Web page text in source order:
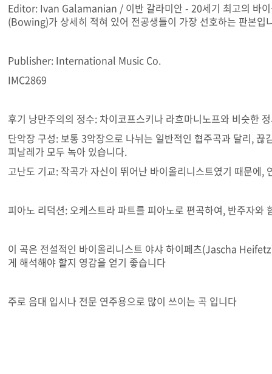
Editor: Ivan Galamanian / 이반 갈라미안 - 20세기 최고의 바
(Bowing)가 상세히 적혀 있어 전공생들이 가장 선호하는 판본입
Publisher: International Music Co.
IMC2869
후기 낭만주의의 정수: 차이코프스키나 라흐마니노프와 비슷한
단악장 구성: 보통 3악장으로 나뉘는 일반적인 협주곡과 달리,
피날레가 모두 녹아 있습니다.
고난도 기교: 작곡가 자신이 뛰어난 바이올리니스트였기 때문에
피아노 리덕션: 오케스트라 파트를 피아노로 편곡하여, 반주자
이 곡은 전설적인 바이올리니스트 야샤 하이페츠(Jascha
게 해석해야 할지 영감을 얻기 좋습니다
주로 음대 입시나 전문 연주용으로 많이 쓰이는 곡 입니다